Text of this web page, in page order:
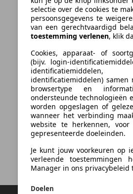
selectie over de cookies te
persoonsgegevens te
van een gerechtvaardigd
toestemming verlenen, klik
Cookies, apparaat- of
(bijv. login-
identificatiemiddelen,
identificatiemiddelen)
browsertype en
ondersteunde technologieën
worden opgeslagen of
wanneer het verbinding
website te herkennen,
gepresenteerde doeleinden.
Je kunt jouw voorkeuren op
verleende toestemmingen
Manager in ons privacybeleid
Doelen